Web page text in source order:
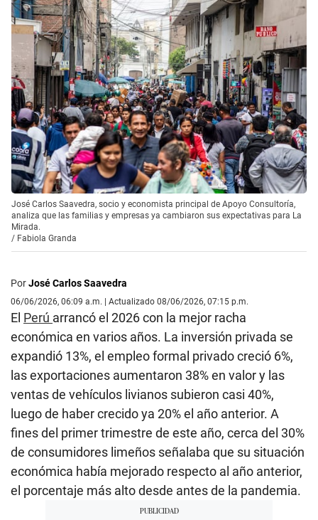
José Carlos Saavedra, socio y economista principal de Apoyo Consultoría,
analiza que las familias y empresas ya cambiaron sus expectativas para La
Mirada.
/ Fabiola Granda
PorJosé Carlos Saavedra
06/06/2026, 06:09 a.m. | Actualizado 08/06/2026, 07:15 p.m.
El Perú arrancó el 2026 con la mejor racha
económica en varios años. La inversión privada se
expandió 13%, el empleo formal privado creció 6%,
las exportaciones aumentaron 38% en valor y las
ventas de vehículos livianos subieron casi 40%,
luego de haber crecido ya 20% el año anterior. A
fines del primer trimestre de este año, cerca del 30%
de consumidores limeños señalaba que su situación
económica había mejorado respecto al año anterior,
el porcentaje más alto desde antes de la pandemia.